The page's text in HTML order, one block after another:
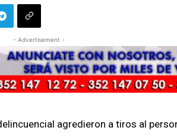
- Advertisement -
agredieron a tiros al